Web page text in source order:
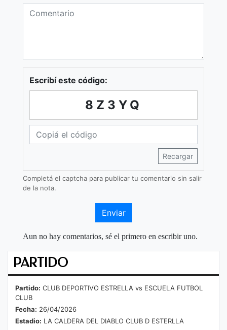
Escribí este código:
8Z3YQ
Recargar
Completá el captcha para publicar tu comentario sin salir
de la nota.
Enviar
Aun no hay comentarios, sé el primero en escribir uno.
PARTIDO
Partido: CLUB DEPORTIVO ESTRELLA vs ESCUELA FUTBOL
CLUB
Fecha: 26/04/2026
Estadio: LA CALDERA DEL DIABLO CLUB D ESTERLLA